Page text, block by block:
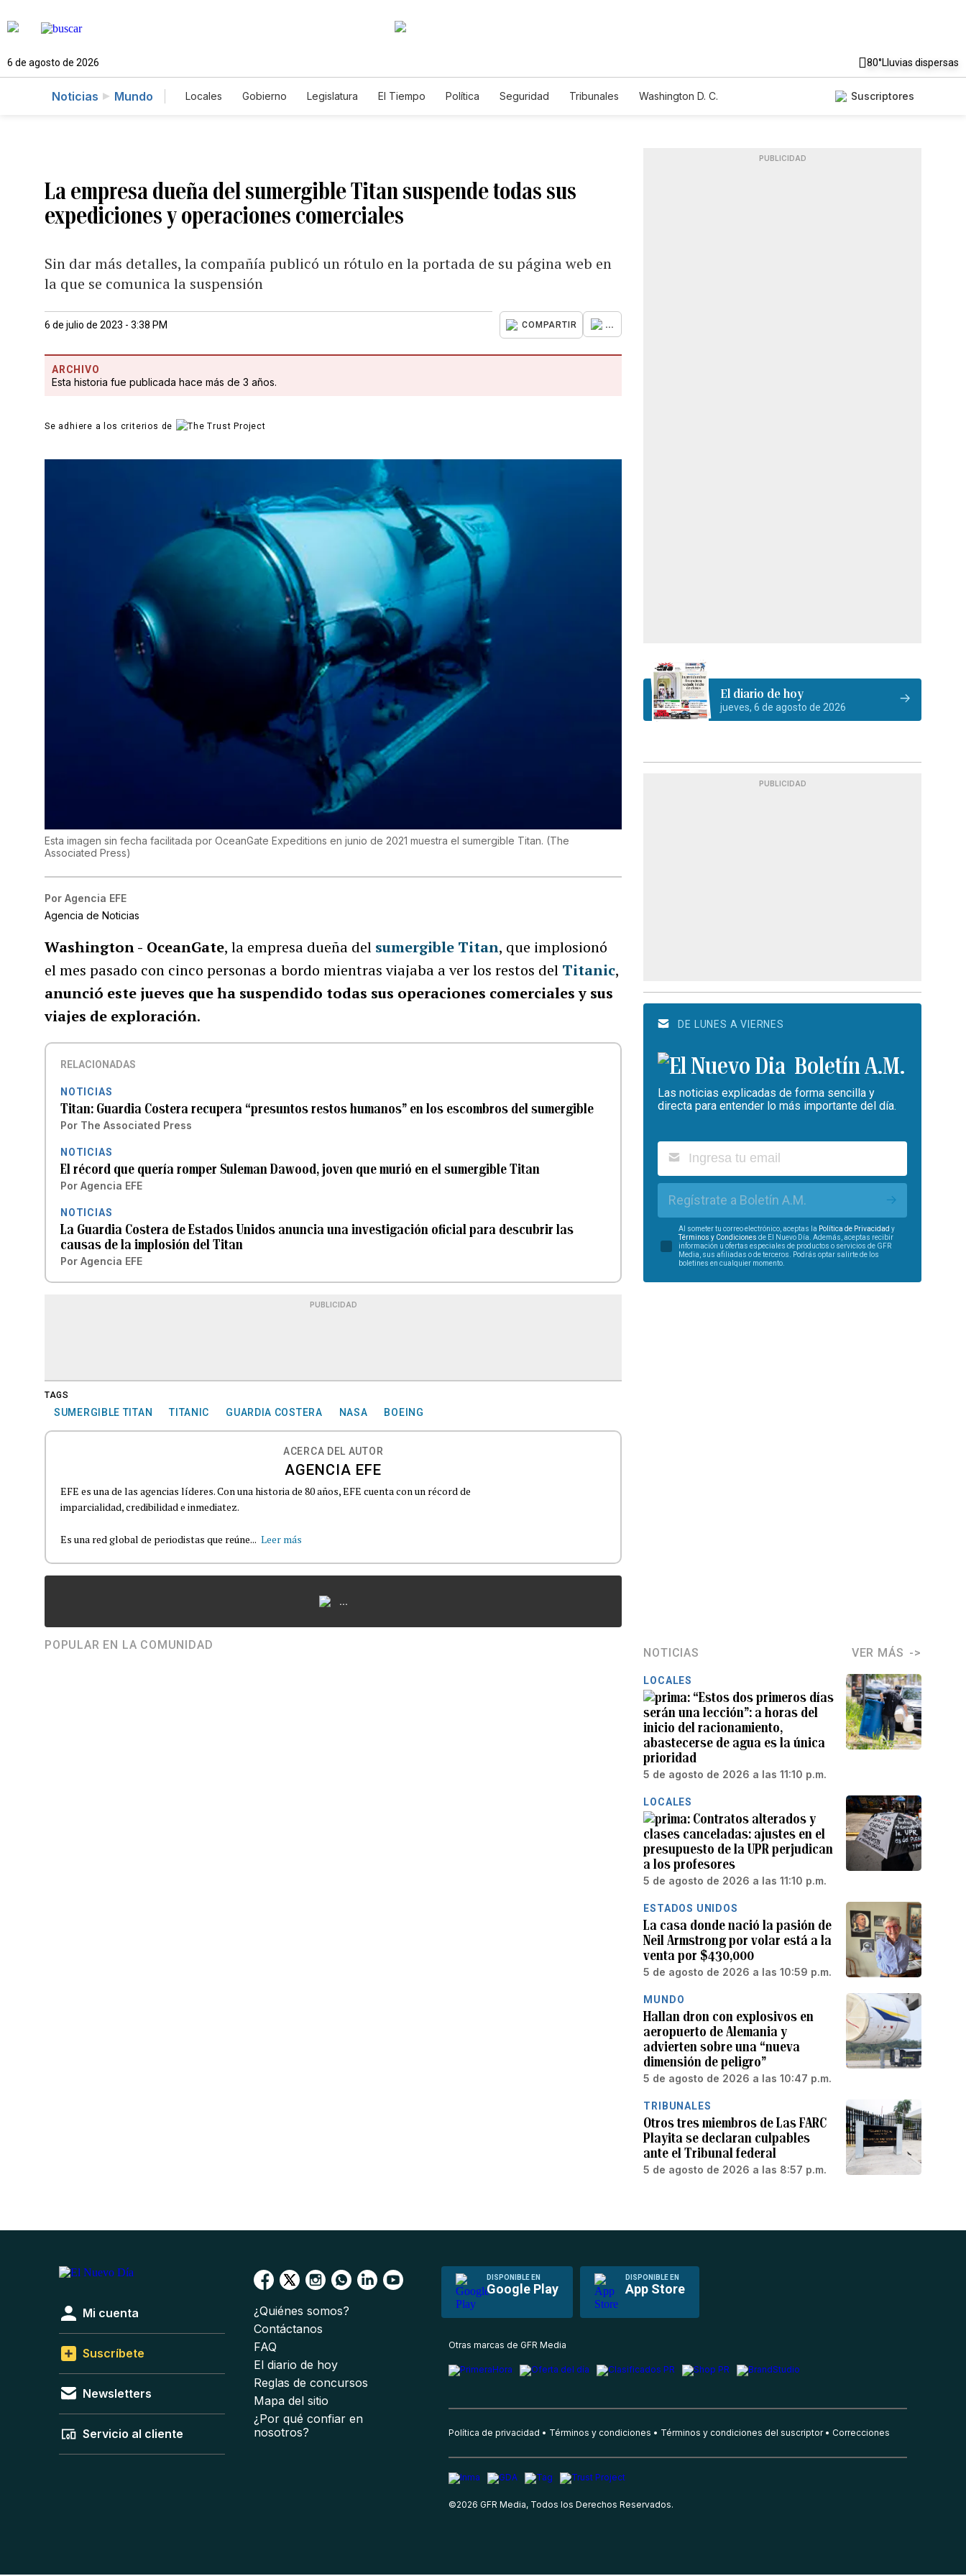
6 de agosto de 2026 80°Lluvias dispersas
Noticias Mundo Locales Gobierno Legislatura El Tiempo Política Seguridad Tribunales
Washington D. C.
Suscriptores
La empresa dueña del sumergible Titan suspende todas sus
expediciones y operaciones comerciales
Sin dar más detalles, la compañía publicó un rótulo en la portada de su página web en
la que se comunica la suspensión
6 de julio de 2023 - 3:38 PM COMPARTIR ...
ARCHIVO
Esta historia fue publicada hace más de 3 años.
Se adhiere a los criterios de
Esta imagen sin fecha facilitada por OceanGate Expeditions en junio de 2021 muestra el sumergible Titan. (The
Associated Press)
Por Agencia EFE
Agencia de Noticias
Washington - OceanGate, la empresa dueña del sumergible Titan, que implosionó
el mes pasado con cinco personas a bordo mientras viajaba a ver los restos del Titanic,
anunció este jueves que ha suspendido todas sus operaciones comerciales y sus
viajes de exploración.
RELACIONADAS
NOTICIAS
Titan: Guardia Costera recupera “presuntos restos humanos” en los escombros del sumergible
Por The Associated Press
NOTICIAS
El récord que quería romper Suleman Dawood, joven que murió en el sumergible Titan
Por Agencia EFE
NOTICIAS
La Guardia Costera de Estados Unidos anuncia una investigación oficial para descubrir las
causas de la implosión del Titan
Por Agencia EFE
PUBLICIDAD
TAGS
SUMERGIBLE TITAN TITANIC GUARDIA COSTERA NASA BOEING
ACERCA DEL AUTOR
AGENCIA EFE
EFE es una de las agencias líderes. Con una historia de 80 años, EFE cuenta con un récord de
imparcialidad, credibilidad e inmediatez.
Es una red global de periodistas que reúne... Leer más
...
POPULAR EN LA COMUNIDAD
PUBLICIDAD
El diario de hoy
jueves, 6 de agosto de 2026
PUBLICIDAD
DE LUNES A VIERNES
Boletín A.M.
Las noticias explicadas de forma sencilla y
directa para entender lo más importante del día.
Regístrate a Boletín A.M.
Al someter tu correo electrónico, aceptas la Política de Privacidad y
Términos y Condiciones de El Nuevo Día. Además, aceptas recibir
información u ofertas especiales de productos o servicios de GFR
Media, sus afiliadas o de terceros. Podrás optar salirte de los
boletines en cualquier momento.
NOTICIAS VER MÁS
LOCALES
“Estos dos primeros días
serán una lección”: a horas del
inicio del racionamiento,
abastecerse de agua es la única
prioridad
5 de agosto de 2026 a las 11:10 p.m.
LOCALES
Contratos alterados y
clases canceladas: ajustes en el
presupuesto de la UPR perjudican
a los profesores
5 de agosto de 2026 a las 11:10 p.m.
ESTADOS UNIDOS
La casa donde nació la pasión de
Neil Armstrong por volar está a la
venta por $430,000
5 de agosto de 2026 a las 10:59 p.m.
MUNDO
Hallan dron con explosivos en
aeropuerto de Alemania y
advierten sobre una “nueva
dimensión de peligro”
5 de agosto de 2026 a las 10:47 p.m.
TRIBUNALES
Otros tres miembros de Las FARC
Playita se declaran culpables
ante el Tribunal federal
5 de agosto de 2026 a las 8:57 p.m.
DISPONIBLE EN
Google Play
DISPONIBLE EN
App Store
Mi cuenta
Suscríbete
Newsletters
Servicio al cliente
¿Quiénes somos?
Contáctanos
FAQ
El diario de hoy
Reglas de concursos
Mapa del sitio
¿Por qué confiar en
nosotros?
Otras marcas de GFR Media
Política de privacidad Términos y condiciones Términos y condiciones del suscriptor Correcciones
©2026 GFR Media, Todos los Derechos Reservados.